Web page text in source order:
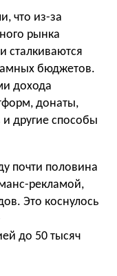
что из-за
рынка
сталкиваются
бюджетов.
дохода
донаты,
другие способы
почти половина
рекламой,
Это коснулось
до 50 тысяч